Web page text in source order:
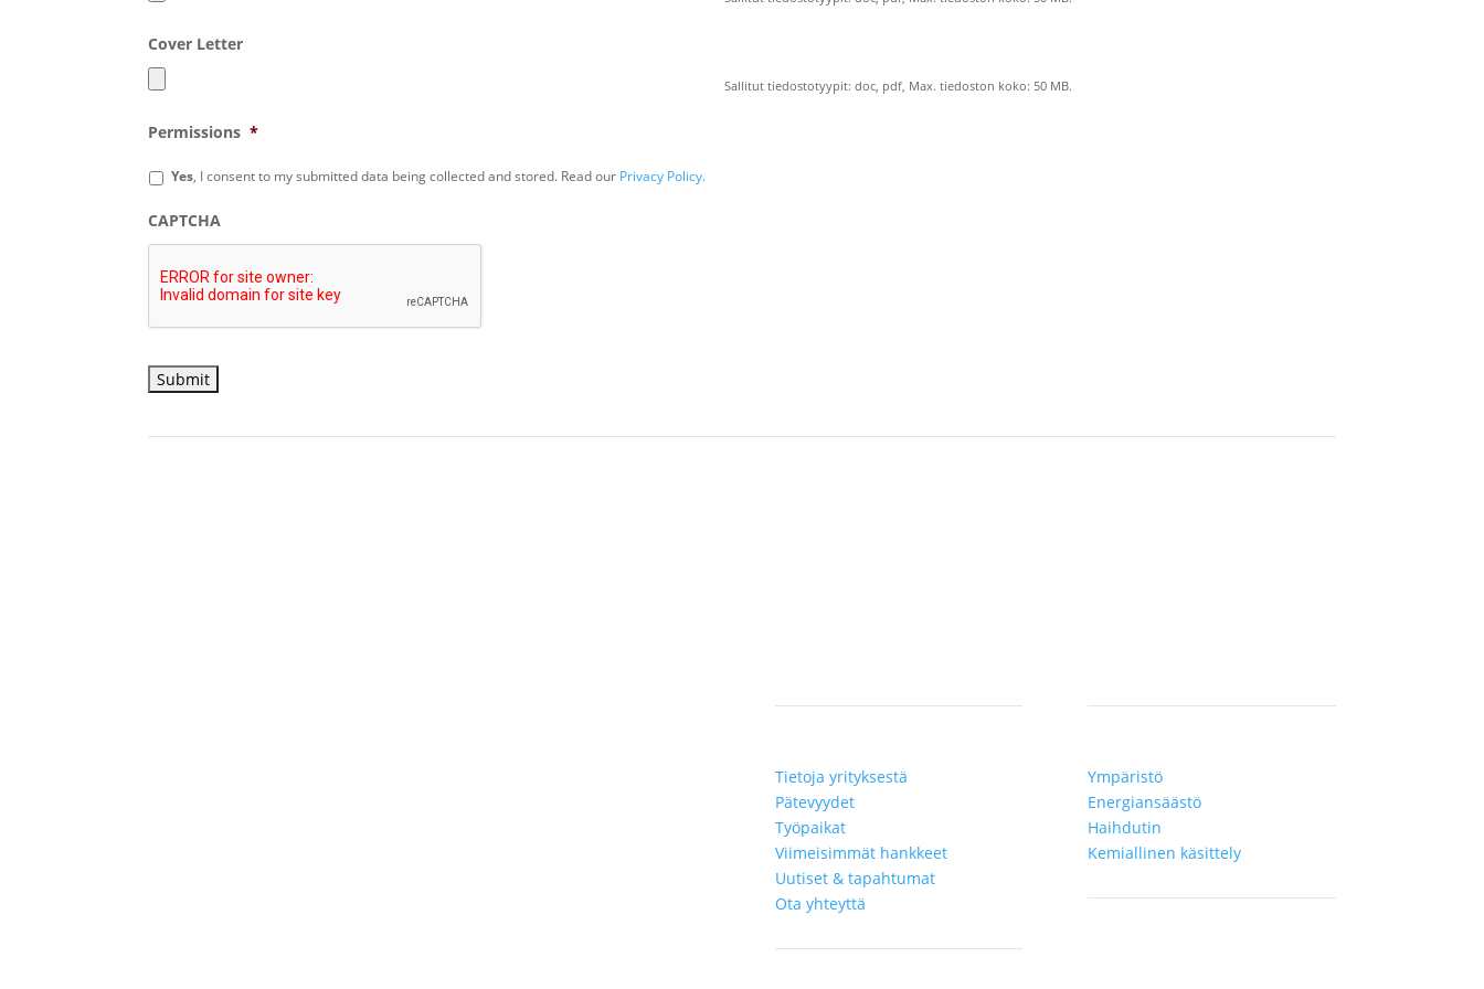
Cover Letter
Sallitut tiedostotyypit: doc, pdf, Max. tiedoston koko: 50 MB.
Permissions *
Yes, I consent to my submitted data being collected and stored. Read our Privacy Policy.
CAPTCHA
Tietoja yrityksestä
Pätevyydet
Työpaikat
Viimeisimmät hankkeet
Uutiset & tapahtumat
Ota yhteyttä
Ympäristö
Energiansäästö
Haihdutin
Kemiallinen käsittely